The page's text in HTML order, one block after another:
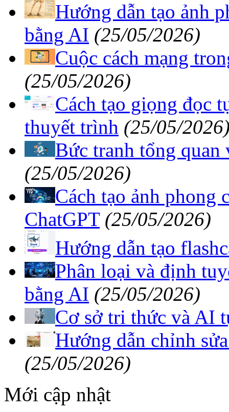
Hướng dẫn tạo ảnh
bằng AI (25/05/2026)
Cuộc cách mạng
(25/05/2026)
Cách tạo giọng đọc
thuyết trình (25/05/
Bức tranh tổng
(25/05/2026)
Cách tạo ảnh phong
ChatGPT (25/05/2026)
Hướng dẫn tạo
Phân loại và định
bằng AI (25/05/2026)
Cơ sở tri thức và AI
Hướng dẫn chỉnh
(25/05/2026)
Mới cập nhật